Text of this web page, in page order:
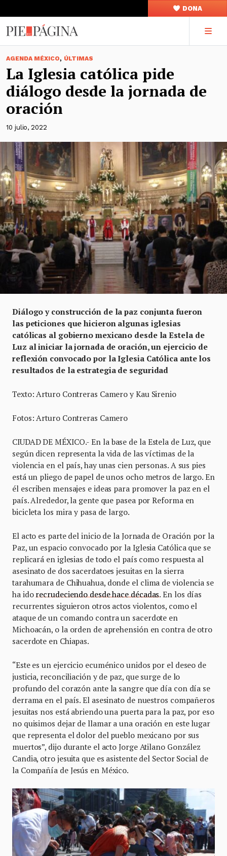
DONA
AGENDA MÉXICO, ÚLTIMAS
La Iglesia católica pide
diálogo desde la jornada de
oración
10 julio, 2022
Diálogo y construcción de la paz conjunta fueron
las peticiones que hicieron algunas iglesias
católicas al gobierno mexicano desde la Estela de
Luz al iniciar la jornada de oración, un ejercicio de
reflexión convocado por la Iglesia Católica ante los
resultados de la estrategia de seguridad
Texto: Arturo Contreras Camero y Kau Sirenio
Fotos: Arturo Contreras Camero
CIUDAD DE MÉXICO.- En la base de la Estela de Luz, que
según dicen representa la vida de las víctimas de la
violencia en el país, hay unas cien personas. A sus pies
está un pliego de papel de unos ocho metros de largo. En
él escriben mensajes e ideas para promover la paz en el
país. Alrededor, la gente que pasea por Reforma en
bicicleta los mira y pasa de largo.
El acto es parte del inicio de la Jornada de Oración por la
Paz, un espacio convocado por la Iglesia Católica que se
replicará en iglesias de todo el país como respuesta al
asesinato de dos sacerdatoes jesuitas en la sierra
tarahumara de Chihuahua, donde el clima de violencia se
ha ido recrudeciendo desde hace décadas. En los días
recurrentes siguieron otros actos violentos, como el
ataque de un comando contra un sacerdote en
Michoacán, o la orden de aprehensión en contra de otro
sacerdote en Chiapas.
“Este es un ejercicio ecuménico unidos por el deseo de
justicia, reconciliación y de paz, que surge de lo
profundo del corazón ante la sangre que día con día se
derrama en el país. El asesinato de nuestros compañeros
jesuitas nos está abriendo una puerta para la paz, por eso
no quisimos dejar de llamar a una oración en este lugar
que representa el dolor del pueblo mexicano por sus
muertos”, dijo durante el acto Jorge Atilano González
Candia, otro jesuita que es asistente del Sector Social de
la Compañía de Jesús en México.